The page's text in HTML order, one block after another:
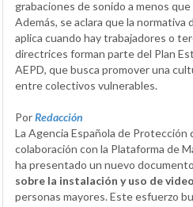
grabaciones de sonido a menos
Además, se aclara que la
aplica cuando hay trabajadores o
directrices forman parte del Plan
AEPD, que busca promover una
entre colectivos vulnerables.
PorRedacción
La Agencia Española de Protección
colaboración con la Plataforma de
ha presentado un nuevo
sobre la instalación y uso de
personas mayores. Este esfuerzo